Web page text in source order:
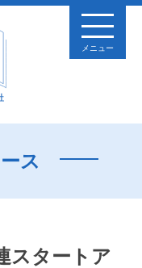
メニュー
ス
スタートア